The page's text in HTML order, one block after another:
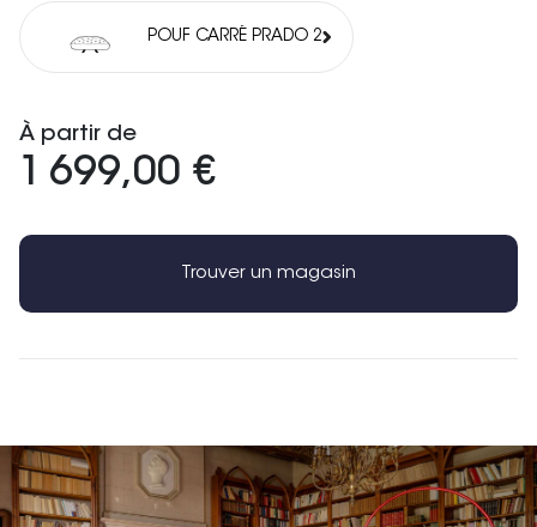
POUF CARRÉ PRADO 2
À partir de
1 699,00 €
Trouver un magasin